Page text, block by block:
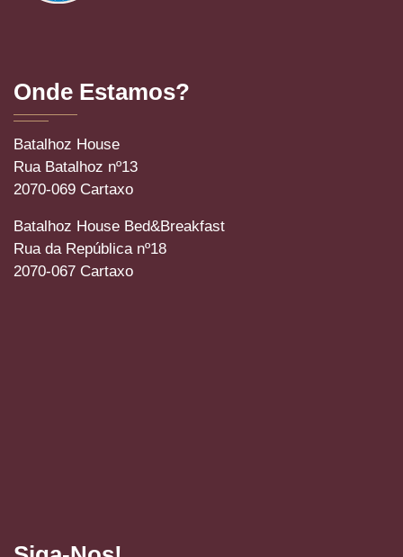
Onde Estamos?
Batalhoz House
Rua Batalhoz nº13
2070-069 Cartaxo
Batalhoz House Bed&Breakfast
Rua da República nº18
2070-067 Cartaxo